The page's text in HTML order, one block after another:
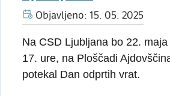
Objavljeno: 15. 05. 2025
Na CSD Ljubljana bo 22.
17. ure, na Ploščadi
potekal Dan odprtih vrat.